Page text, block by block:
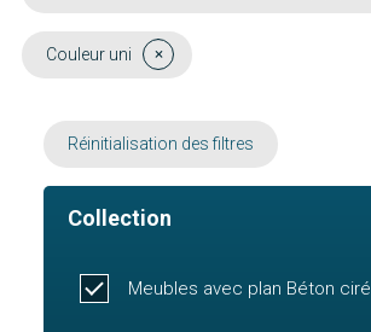
Couleur uni
Réinitialisation des filtres
Collection
Meubles avec plan Béton ciré